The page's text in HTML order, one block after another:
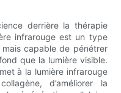
derrière la thérapie
infrarouge est un type
capable de pénétrer
que la lumière visible.
à la lumière infrarouge
d’améliorer la